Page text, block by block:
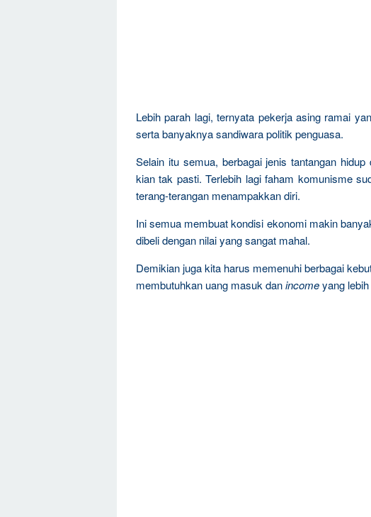
Lebih parah lagi, ternyata pekerja asing ramai
serta banyaknya sandiwara politik penguasa.
Selain itu semua, berbagai jenis tantangan
kian tak pasti. Terlebih lagi faham komunisme
terang-terangan menampakkan diri.
Ini semua membuat kondisi ekonomi makin
dibeli dengan nilai yang sangat mahal.
Demikian juga kita harus memenuhi berbagai
membutuhkan uang masuk danincomeyang